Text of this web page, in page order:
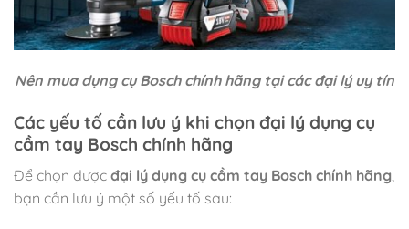
Nên mua dụng cụ Bosch chính hãng tại các đại lý uy tín
Các yếu tố cần lưu ý khi chọn đại lý dụng cụ
cầm tay Bosch chính hãng
Để chọn được đại lý dụng cụ cầm tay Bosch chính hãng
bạn cần lưu ý một số yếu tố sau: